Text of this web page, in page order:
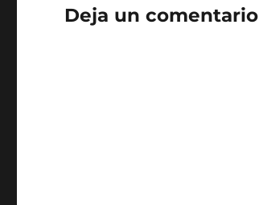
Deja un comentario